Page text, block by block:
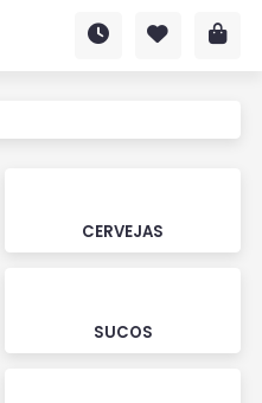
CERVEJAS
SUCOS